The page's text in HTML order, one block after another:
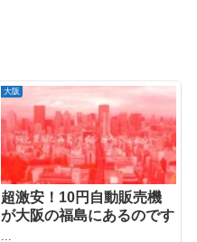
大阪
超激安！10円自動販売機
が大阪の福島にあるのです